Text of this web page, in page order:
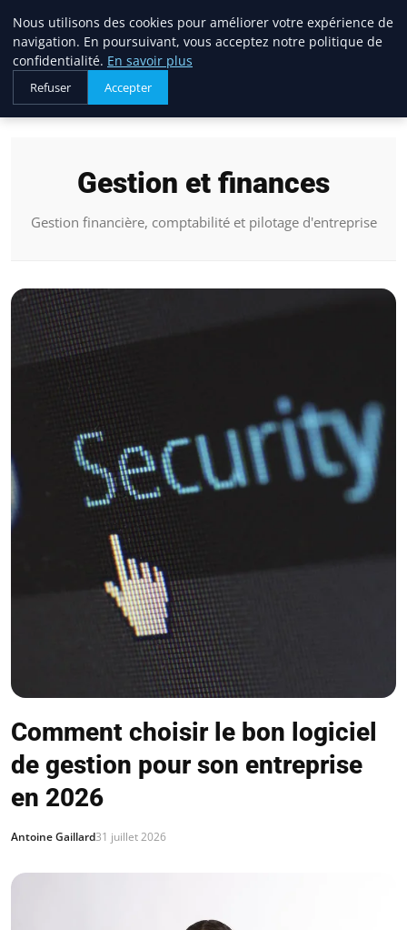
Blogue Sc
Gestion et finances
Gestion financière, comptabilité et pilotage d'entreprise
Comment choisir le bon logiciel
de gestion pour son entreprise
en 2026
Antoine Gaillard31 juillet 2026
Nous utilisons des cookies pour améliorer votre expérience de
navigation. En poursuivant, vous acceptez notre politique de
confidentialité. En savoir plus
Refuser Accepter